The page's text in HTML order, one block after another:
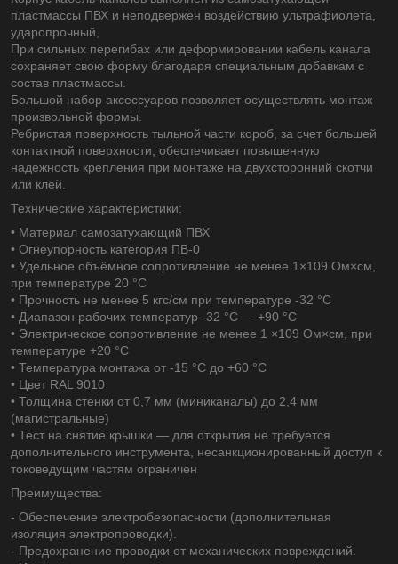
пластмассы ПВХ и неподвержен воздействию ультрафиолета,
ударопрочный,
При сильных перегибах или деформировании кабель канала
сохраняет свою форму благодаря специальным добавкам с
состав пластмассы.
Большой набор аксессуаров позволяет осуществлять монтаж
произвольной формы.
Ребристая поверхность тыльной части короб, за счет большей
контактной поверхности, обеспечивает повышенную
надежность крепления при монтаже на двухсторонний скотчи
или клей.
Технические характеристики:
• Материал самозатухающий ПВХ
• Огнеупорность категория ПВ-0
• Удельное объёмное сопротивление не менее 1×109 Ом×см,
при температуре 20 °С
• Прочность не менее 5 кгс/см при температуре -32 °С
• Диапазон рабочих температур -32 °С — +90 °С
• Электрическое сопротивление не менее 1 ×109 Ом×см, при
температуре +20 °С
• Температура монтажа от -15 °С до +60 °С
• Цвет RAL 9010
• Толщина стенки от 0,7 мм (миниканалы) до 2,4 мм
(магистральные)
• Тест на снятие крышки — для открытия не требуется
дополнительного инструмента, несанкционированный доступ к
токоведущим частям ограничен
Преимущества:
- Обеспечение электробезопасности (дополнительная
изоляция электропроводки).
- Предохранение проводки от механических повреждений.